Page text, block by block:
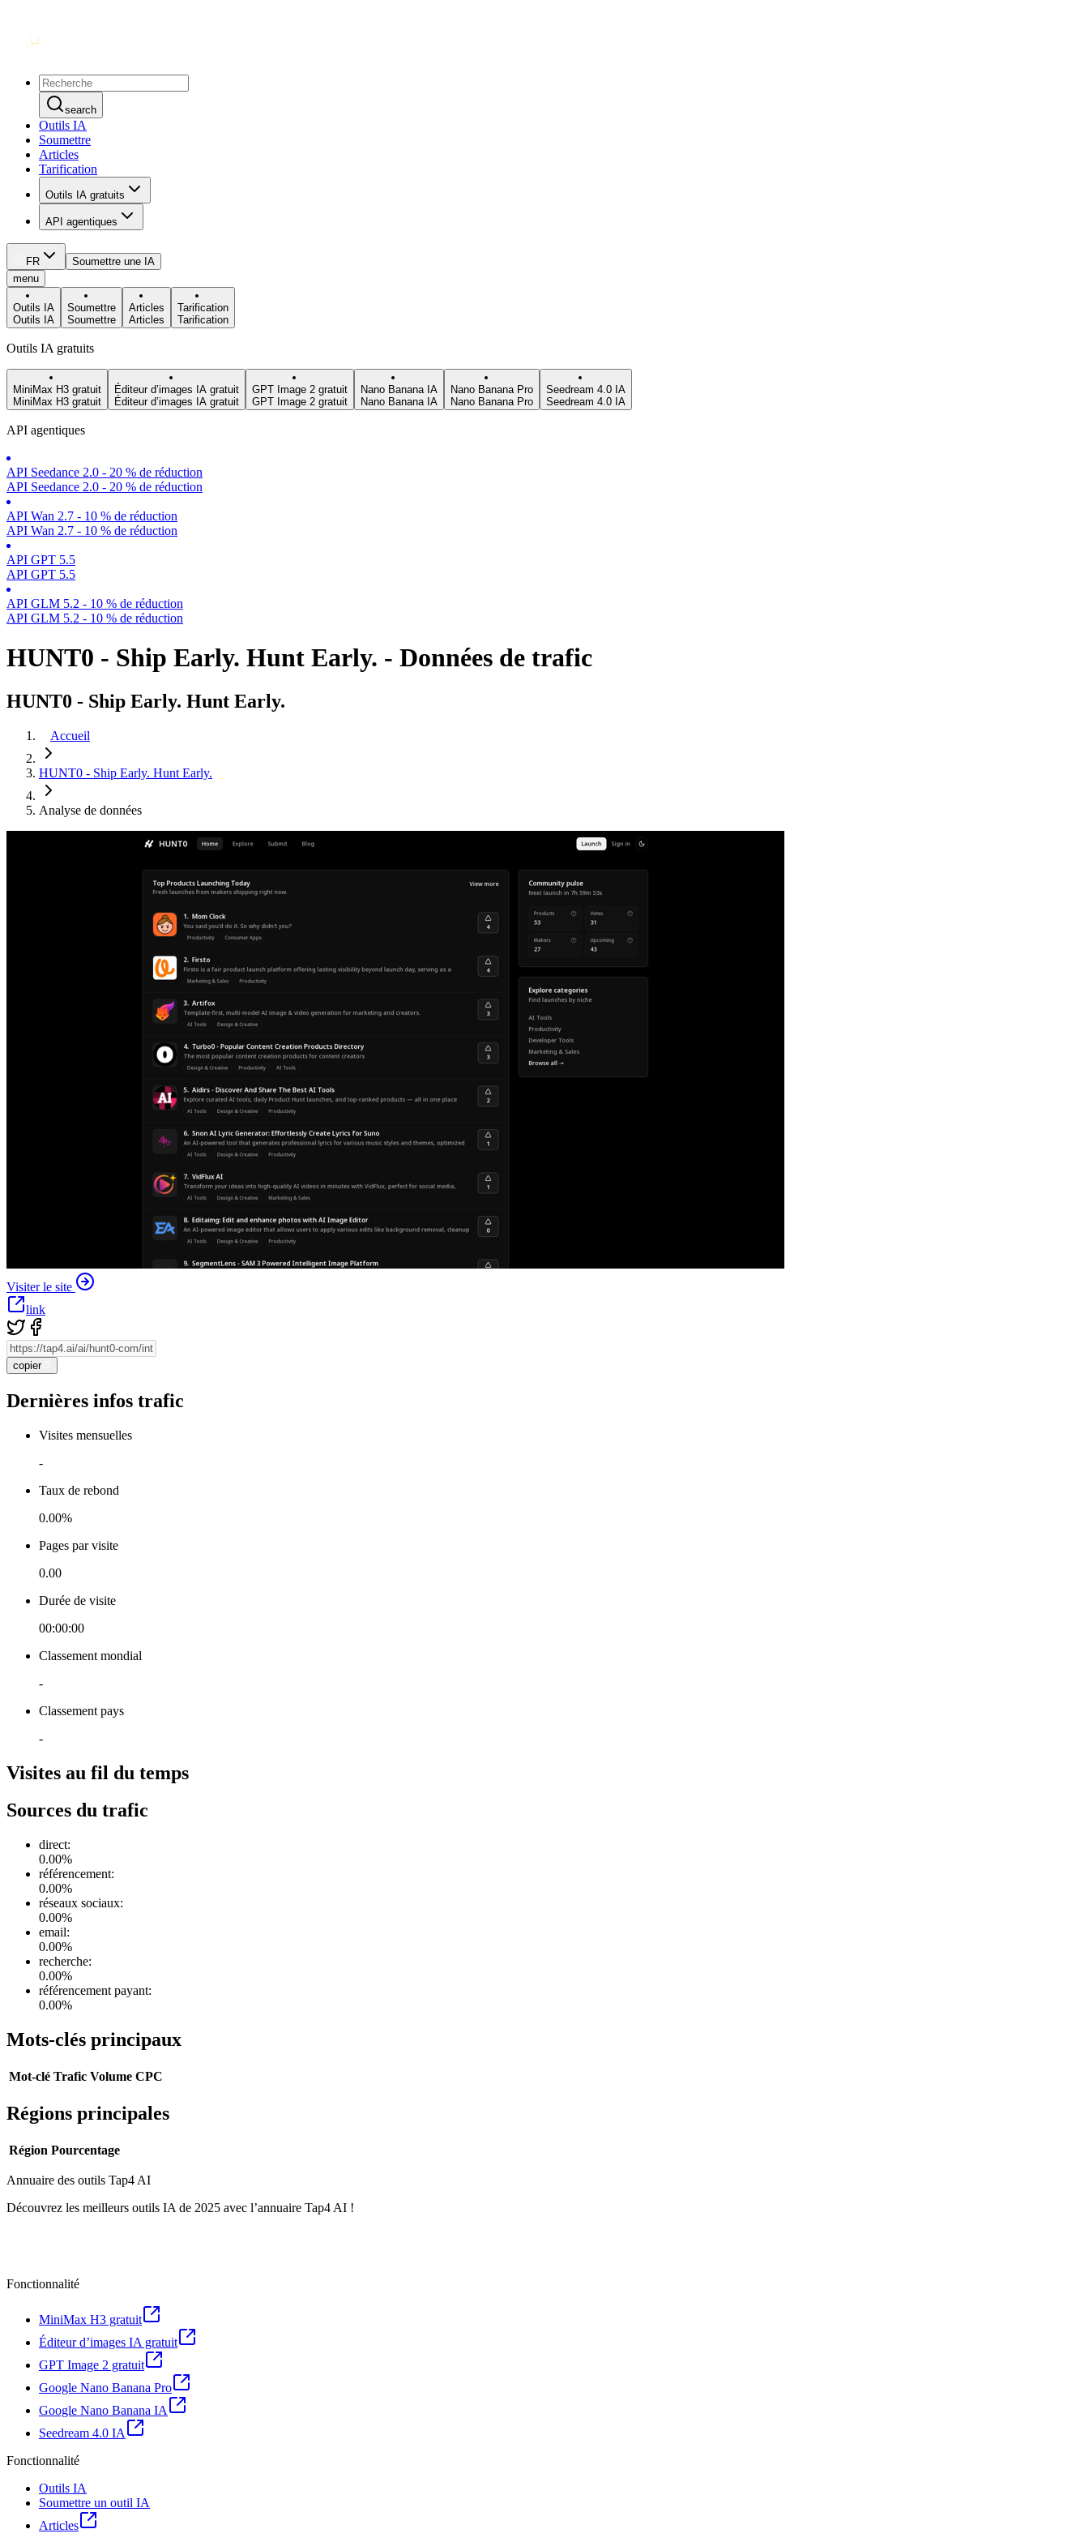
search
Outils IA
Soumettre
Articles
Tarification
Outils IA gratuits
API agentiques
FR
Soumettre une IA
menu
Outils IA
Outils IA
Soumettre
Soumettre
Articles
Articles
Tarification
Tarification
Outils IA gratuits
MiniMax H3 gratuit
MiniMax H3 gratuit
Éditeur d’images IA gratuit
Éditeur d’images IA gratuit
GPT Image 2 gratuit
GPT Image 2 gratuit
Nano Banana IA
Nano Banana IA
Nano Banana Pro
Nano Banana Pro
Seedream 4.0 IA
Seedream 4.0 IA
API agentiques
API Seedance 2.0 - 20 % de réduction
API Seedance 2.0 - 20 % de réduction
API Wan 2.7 - 10 % de réduction
API Wan 2.7 - 10 % de réduction
API GPT 5.5
API GPT 5.5
API GLM 5.2 - 10 % de réduction
API GLM 5.2 - 10 % de réduction
HUNT0 - Ship Early. Hunt Early. - Données de trafic
HUNT0 - Ship Early. Hunt Early.
Accueil
HUNT0 - Ship Early. Hunt Early.
Analyse de données
Visiter le site
link
copier
Dernières infos trafic
Visites mensuelles
-
Taux de rebond
0.00%
Pages par visite
0.00
Durée de visite
00:00:00
Classement mondial
-
Classement pays
-
Visites au fil du temps
Sources du trafic
direct:
0.00%
référencement:
0.00%
réseaux sociaux:
0.00%
email:
0.00%
recherche:
0.00%
référencement payant:
0.00%
Mots-clés principaux
Mot-clé Trafic Volume CPC
Régions principales
Région Pourcentage
Annuaire des outils Tap4 AI
Découvrez les meilleurs outils IA de 2025 avec l’annuaire Tap4 AI !
Fonctionnalité
MiniMax H3 gratuit
Éditeur d’images IA gratuit
GPT Image 2 gratuit
Google Nano Banana Pro
Google Nano Banana IA
Seedream 4.0 IA
Fonctionnalité
Outils IA
Soumettre un outil IA
Articles